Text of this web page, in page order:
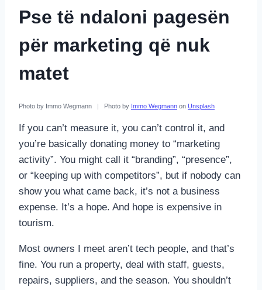
Pse të ndaloni pagesën
për marketing që nuk
matet
Photo by Immo Wegmann Photo by Immo Wegmann on Unsplash
If you can’t measure it, you can’t control it, and
you’re basically donating money to “marketing
activity”. You might call it “branding”, “presence”,
or “keeping up with competitors”, but if nobody can
show you what came back, it’s not a business
expense. It’s a hope. And hope is expensive in
tourism.
Most owners I meet aren’t tech people, and that’s
fine. You run a property, deal with staff, guests,
repairs, suppliers, and the season. You shouldn’t